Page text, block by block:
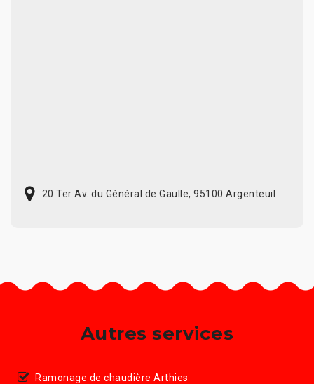
20 Ter Av. du Général de Gaulle, 95100 Argenteuil
Autres services
Ramonage de chaudière Arthies